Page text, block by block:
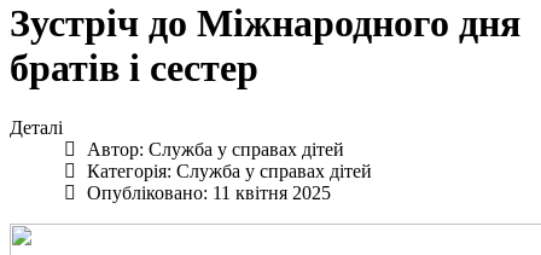
Зустріч до Міжнародного дня
братів і сестер
Деталі
Автор: Служба у справах дітей
Категорія: Служба у справах дітей
Опубліковано: 11 квітня 2025